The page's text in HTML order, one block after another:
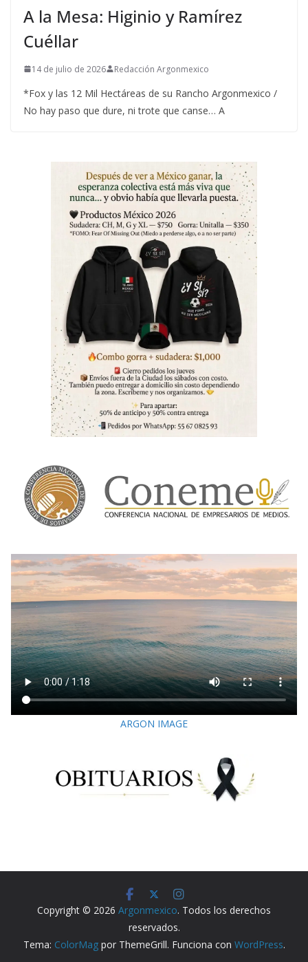
A la Mesa: Higinio y Ramírez
Cuéllar
14 de julio de 2026 Redacción Argonmexico
*Fox y las 12 Mil Hectáreas de su Rancho Argonmexico /
No hay paso que dure, ni trote que canse… A
ARGON IMAGE
Copyright © 2026 Argonmexico. Todos los derechos
reservados.
Tema: ColorMagpor ThemeGrill. Funciona con WordPress.